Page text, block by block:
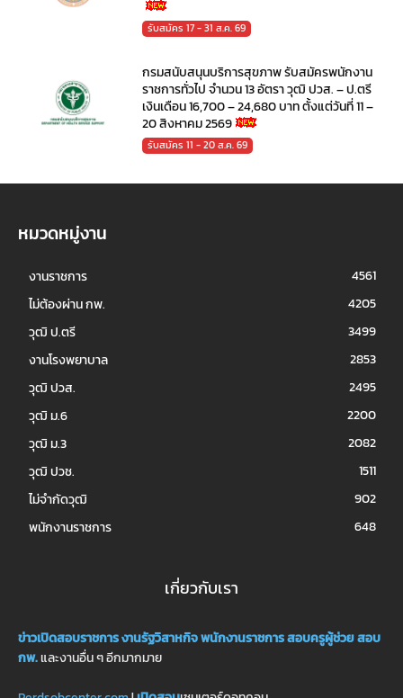
รับสมัคร 17 - 31 ส.ค. 69
กรมสนับสนุนบริการสุขภาพ รับสมัครพนักงาน
ราชการทั่วไป จำนวน 13 อัตรา วุฒิ ปวส. – ป.ตรี
เงินเดือน 16,700 – 24,680 บาท ตั้งแต่วันที่ 11 –
20 สิงหาคม 2569
รับสมัคร 11 - 20 ส.ค. 69
หมวดหมู่งาน
งานราชการ
4561
ไม่ต้องผ่าน กพ.
4205
วุฒิ ป.ตรี
3499
งานโรงพยาบาล
2853
วุฒิ ปวส.
2495
วุฒิ ม.6
2200
วุฒิ ม.3
2082
วุฒิ ปวช.
1511
ไม่จำกัดวุฒิ
902
พนักงานราชการ
648
เกี่ยวกับเรา
ข่าวเปิดสอบราชการงานรัฐวิสาหกิจพนักงานราชการสอบครูผู้ช่วยสอบ
กพ.และงานอื่น ๆ อีกมากมาย